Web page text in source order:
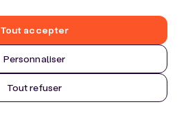
Personnaliser
Tout refuser
Tout accepter